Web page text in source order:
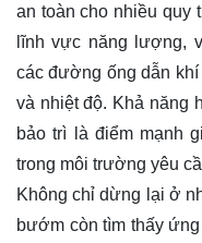
an toàn cho nhiều quy
lĩnh vực năng lượng,
các đường ống dẫn
và nhiệt độ. Khả năng
bảo trì là điểm mạnh
trong môi trường yêu
Không chỉ dừng lại ở
bướm còn tìm thấy